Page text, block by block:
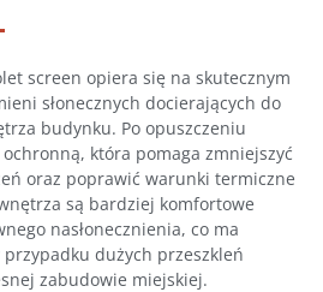
screen opiera się na skutecznym
słonecznych docierających do
budynku. Po opuszczeniu
która pomaga zmniejszyć
oraz poprawić warunki termiczne
są bardziej komfortowe
nasłonecznienia, co ma
dużych przeszkleń
zabudowie miejskiej.